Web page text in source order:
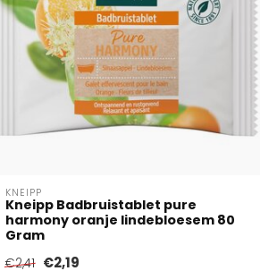
KNEIPP
Kneipp Badbruistablet pure
harmony oranje lindebloesem 80
Gram
€2,41 €2,19